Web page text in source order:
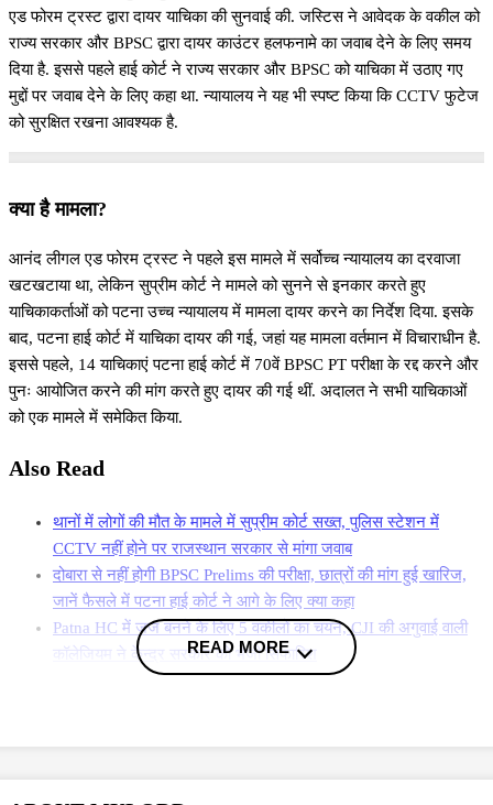
एड फोरम ट्रस्ट द्वारा दायर याचिका की सुनवाई की. जस्टिस ने आवेदक के वकील को
राज्य सरकार और BPSC द्वारा दायर काउंटर हलफनामे का जवाब देने के लिए समय
दिया है. इससे पहले हाई कोर्ट ने राज्य सरकार और BPSC को याचिका में उठाए गए
मुद्दों पर जवाब देने के लिए कहा था. न्यायालय ने यह भी स्पष्ट किया कि CCTV फुटेज
को सुरक्षित रखना आवश्यक है.
क्या है मामला?
आनंद लीगल एड फोरम ट्रस्ट ने पहले इस मामले में सर्वोच्च न्यायालय का दरवाजा
खटखटाया था, लेकिन सुप्रीम कोर्ट ने मामले को सुनने से इनकार करते हुए
याचिकाकर्ताओं को पटना उच्च न्यायालय में मामला दायर करने का निर्देश दिया. इसके
बाद, पटना हाई कोर्ट में याचिका दायर की गई, जहां यह मामला वर्तमान में विचाराधीन है.
इससे पहले, 14 याचिकाएं पटना हाई कोर्ट में 70वें BPSC PT परीक्षा के रद्द करने और
पुनः आयोजित करने की मांग करते हुए दायर की गई थीं. अदालत ने सभी याचिकाओं
को एक मामले में समेकित किया.
Also Read
थानों में लोगों की मौत के मामले में सुप्रीम कोर्ट सख्त, पुलिस स्टेशन में
CCTV नहीं होने पर राजस्थान सरकार से मांगा जवाब
दोबारा से नहीं होगी BPSC Prelims की परीक्षा, छात्रों की मांग हुई खारिज,
जानें फैसले में पटना हाई कोर्ट ने आगे के लिए क्या कहा
Patna HC में जज बनने के लिए 5 वकीलों का चयन, CJI की अगुवाई वाली
कॉलेजियम ने केन्द्र सरकार को भेजी सिफारिश
READ MORE